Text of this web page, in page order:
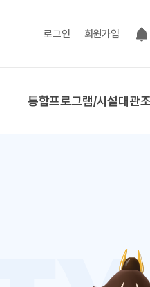
로그인 회원가입
통합프로그램/시설대관